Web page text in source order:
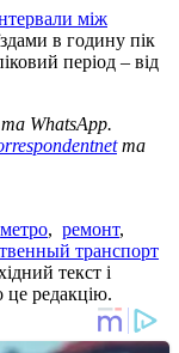
між
в годину пік
період – від
WhatsApp.
та
метро, ремонт,
транспорт
текст і
це редакцію.